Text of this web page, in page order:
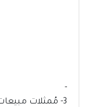
-
3- مُمثلات